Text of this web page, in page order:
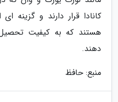
کانادا قرار دارند و گزینه
هستند که به کیفیت
دهند.
منبع: حافظ